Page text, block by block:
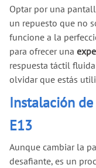
Optar por una
un repuesto que no
funcione a la
para ofrecer una
respuesta táctil
olvidar que estás
Instalación
E13
Aunque cambiar la
desafiante, es un